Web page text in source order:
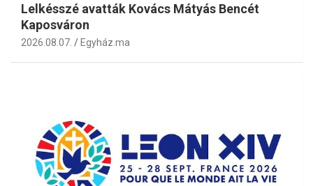
Lelkésszé avatták Kovács Mátyás Bencét
Kaposváron
2026.08.07. Egyház.ma